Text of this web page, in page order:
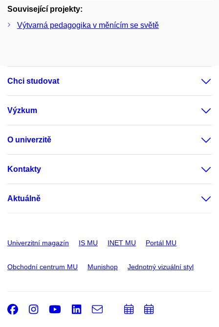
Související projekty:
Výtvarná pedagogika v měnícím se světě
Chci studovat
Výzkum
O univerzitě
Kontakty
Aktuálně
Univerzitní magazín IS MU INET MU Portál MU
Obchodní centrum MU Munishop Jednotný vizuální styl
Facebook
Instagram
Youtube
LinkedIn
e-
PřidatPřidat